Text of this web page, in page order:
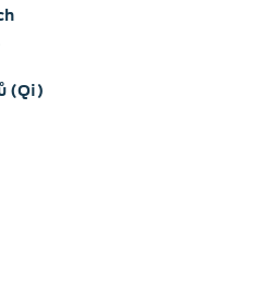
(Qi)